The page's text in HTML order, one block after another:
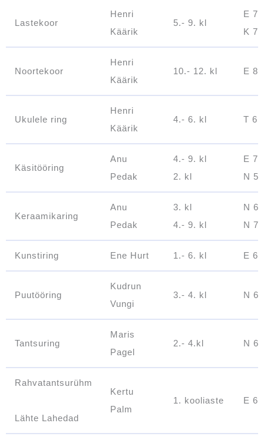
Lastekoor
Henri
Käärik
5.- 9. kl
E 7.t
K 7.t
Noortekoor
Henri
Käärik
10.- 12. kl E 8.t
Ukulele ring
Henri
Käärik
4.- 6. kl T 6.t
Käsitööring
Anu
Pedak
4.- 9. kl
2. kl
E
N 5.t
Keraamikaring
Anu
Pedak
3. kl
4.- 9. kl
N 6.t
N
Kunstiring Ene Hurt 1.- 6. kl E
Puutööring
Kudrun
Vungi
3.- 4. kl N 6.t
Tantsuring
Maris
Pagel
2.- 4.kl N 6.t
Rahvatantsurühm
Lähte Lahedad
Kertu
Palm
1. kooliaste E 6.t